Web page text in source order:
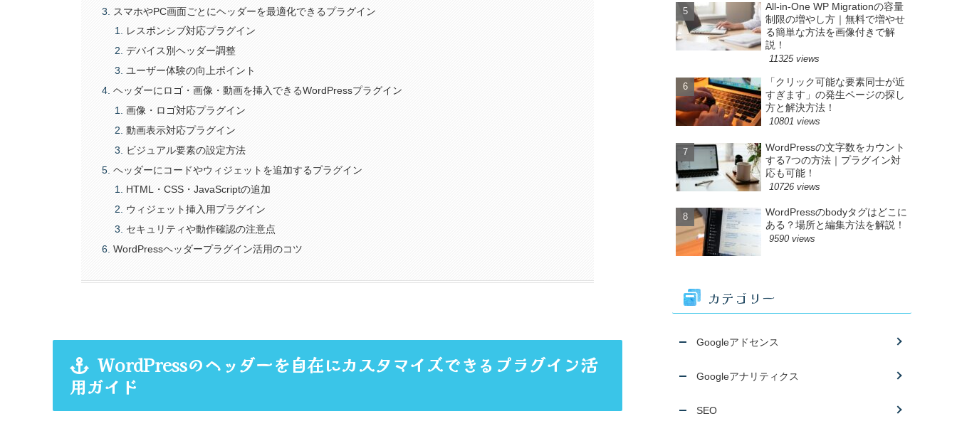
スマホやPC画面ごとにヘッダーを最適化できるプラグイン
レスポンシブ対応プラグイン
デバイス別ヘッダー調整
ユーザー体験の向上ポイント
ヘッダーにロゴ・画像・動画を挿入できるWordPressプラグイン
画像・ロゴ対応プラグイン
動画表示対応プラグイン
ビジュアル要素の設定方法
ヘッダーにコードやウィジェットを追加するプラグイン
HTML・CSS・JavaScriptの追加
ウィジェット挿入用プラグイン
セキュリティや動作確認の注意点
WordPressヘッダープラグイン活用のコツ
WordPressのヘッダーを自在にカスタマイズできるプラグイン活
用ガイド
All-in-One WP Migrationの容量
制限の増やし方｜無料で増やせ
る簡単な方法を画像付きで解
説！
11325 views
「クリック可能な要素同士が近
すぎます」の発生ページの探し
方と解決方法！
10801 views
WordPressの文字数をカウント
する7つの方法｜プラグイン対
応も可能！
10726 views
WordPressのbodyタグはどこに
ある？場所と編集方法を解説！
9590 views
カテゴリー
Googleアドセンス
Googleアナリティクス
SEO